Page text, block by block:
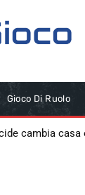
Gioco Di Ruolo
cambia casa